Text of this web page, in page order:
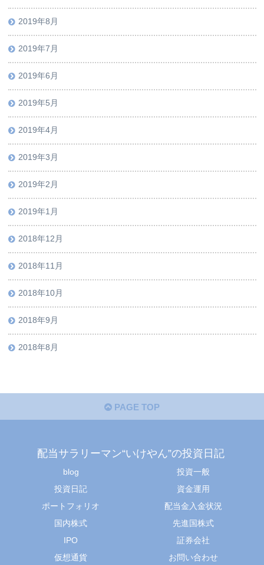
2019年8月
2019年7月
2019年6月
2019年5月
2019年4月
2019年3月
2019年2月
2019年1月
2018年12月
2018年11月
2018年10月
2018年9月
2018年8月
PAGE TOP
配当サラリーマン“いけやん”の投資日記 ​
blog
投資一般
投資日記
資金運用
ポートフォリオ
配当金入金状況
国内株式
先進国株式
IPO
証券会社
仮想通貨
お問い合わせ